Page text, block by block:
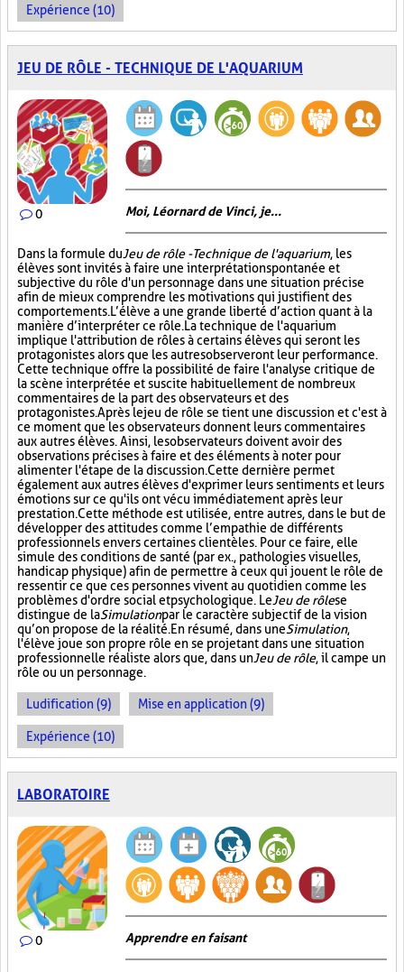
Expérience (10)
JEU DE RÔLE - TECHNIQUE DE L'AQUARIUM
0 Moi, Léornard de Vinci, je...
Dans la formule duJeu de rôle - Technique de l'aquarium, les
élèves sont invités à faire une interprétation spontanée et
subjective du rôle d'un personnage dans une situation précise
afin de mieux comprendre les motivations qui justifient des
comportements. L’élève a une grande liberté d’action quant à la
manière d’interpréter ce rôle. La technique de l'aquarium
implique l'attribution de rôles à certains élèves qui seront les
protagonistes alors que les autres observeront leur performance.
Cette technique offre la possibilité de faire l'analyse critique de
la scène interprétée et suscite habituellement de nombreux
commentaires de la part des observateurs et des
protagonistes. Après le jeu de rôle se tient une discussion et c'est à
ce moment que les observateurs donnent leurs commentaires
aux autres élèves. Ainsi, les observateurs doivent avoir des
observations précises à faire et des éléments à noter pour
alimenter l'étape de la discussion. Cette dernière permet
également aux autres élèves d'exprimer leurs sentiments et leurs
émotions sur ce qu'ils ont vécu immédiatement après leur
prestation. Cette méthode est utilisée, entre autres, dans le but de
développer des attitudes comme l’empathie de différents
professionnels envers certaines clientèles. Pour ce faire, elle
simule des conditions de santé (par ex., pathologies visuelles,
handicap physique) afin de permettre à ceux qui jouent le rôle de
ressentir ce que ces personnes vivent au quotidien comme les
problèmes d'ordre social et psychologique. LeJeu de rôlese
distingue de laSimulationpar le caractère subjectif de la vision
qu’on propose de la réalité. En résumé, dans uneSimulation,
l'élève joue son propre rôle en se projetant dans une situation
professionnelle réaliste alors que, dans unJeu de rôle, il campe un
rôle ou un personnage.
Ludification (9) Mise en application (9)
Expérience (10)
LABORATOIRE
0 Apprendre en faisant